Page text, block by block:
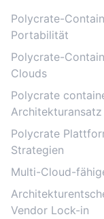
Polycrate-
Portabilität
Polycrate-
Clouds
Polycrate
Architekturansatz
Polycrate
Strategien
Multi-Cloud-
Vendor Lock-in